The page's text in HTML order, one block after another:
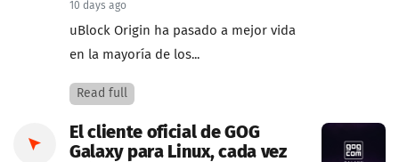
10 days ago
uBlock Origin ha pasado a mejor vida
en la mayoría de los...
Read full
El cliente oficial de GOG
Galaxy para Linux, cada vez